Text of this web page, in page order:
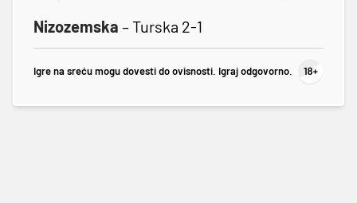
Nizozemska – Turska 2-1
Igre na sreću mogu dovesti do ovisnosti. Igraj odgovorno.